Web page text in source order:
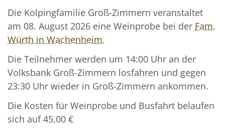
Die Kolpingfamilie Groß-Zimmern veranstaltet
am 08. August 2026 eine Weinprobe bei der Fam.
Würth in Wachenheim.
Die Teilnehmer werden um 14:00 Uhr an der
Volksbank Groß-Zimmern losfahren und gegen
23:30 Uhr wieder in Groß-Zimmern ankommen.
Die Kosten für Weinprobe und Busfahrt belaufen
sich auf 45,00 €